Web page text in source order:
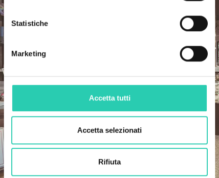
Statistiche
Marketing
Accetta tutti
Accetta selezionati
Rifiuta